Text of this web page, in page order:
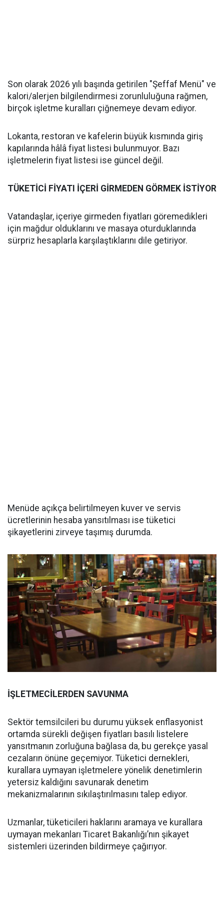
Son olarak 2026 yılı başında getirilen "Şeffaf Menü" ve
kalori/alerjen bilgilendirmesi zorunluluğuna rağmen,
birçok işletme kuralları çiğnemeye devam ediyor.
Lokanta, restoran ve kafelerin büyük kısmında giriş
kapılarında hâlâ fiyat listesi bulunmuyor. Bazı
işletmelerin fiyat listesi ise güncel değil.
TÜKETİCİ FİYATI İÇERİ GİRMEDEN GÖRMEK İSTİYOR
Vatandaşlar, içeriye girmeden fiyatları göremedikleri
için mağdur olduklarını ve masaya oturduklarında
sürpriz hesaplarla karşılaştıklarını dile getiriyor.
Menüde açıkça belirtilmeyen kuver ve servis
ücretlerinin hesaba yansıtılması ise tüketici
şikayetlerini zirveye taşımış durumda.
İŞLETMECİLERDEN SAVUNMA
Sektör temsilcileri bu durumu yüksek enflasyonist
ortamda sürekli değişen fiyatları basılı listelere
yansıtmanın zorluğuna bağlasa da, bu gerekçe yasal
cezaların önüne geçemiyor. Tüketici dernekleri,
kurallara uymayan işletmelere yönelik denetimlerin
yetersiz kaldığını savunarak denetim
mekanizmalarının sıkılaştırılmasını talep ediyor.
Uzmanlar, tüketicileri haklarını aramaya ve kurallara
uymayan mekanları Ticaret Bakanlığı’nın şikayet
sistemleri üzerinden bildirmeye çağırıyor.